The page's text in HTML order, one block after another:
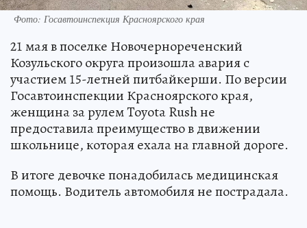
Фото: Госавтоинспекция Красноярского края
21 мая в поселке Новочернореченский
Козульского округа произошла авария с
участием 15-летней питбайкерши. По версии
Госавтоинспекции Красноярского края,
женщина за рулем Toyota Rush не
предоставила преимущество в движении
школьнице, которая ехала на главной дороге.
В итоге девочке понадобилась медицинская
помощь. Водитель автомобиля не пострадала.